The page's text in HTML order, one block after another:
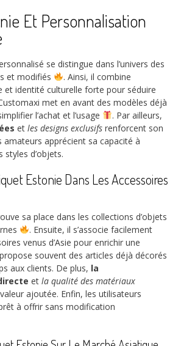
Et Personnalisation
se distingue dans l’univers des
et modifiés
. Ainsi, il combine
et identité culturelle forte pour séduire
met en avant des modèles déjà
l’achat et l’usage
. Par ailleurs,
et les designs exclusifs renforcent son
amateurs apprécient sa capacité à
styles d’objets.
Estonie Dans Les Accessoires
sa place dans les collections d’objets
. Ensuite, il s’associe facilement
venus d’Asie pour enrichir une
souvent des articles déjà décorés
aux clients. De plus, la
et la qualité des matériaux
ajoutée. Enfin, les utilisateurs
à offrir sans modification